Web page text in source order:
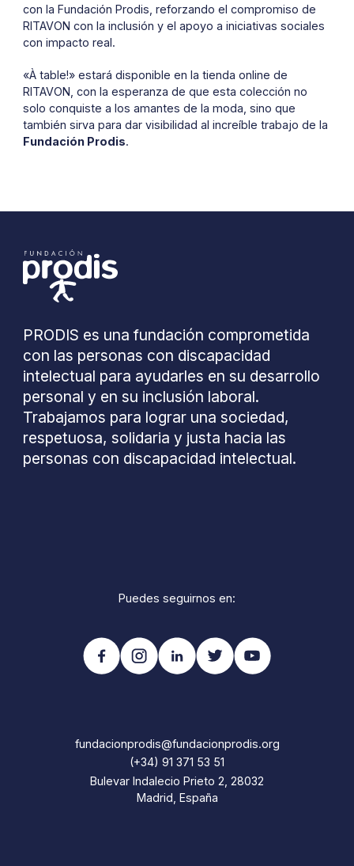
con la Fundación Prodis, reforzando el compromiso de
RITAVON con la inclusión y el apoyo a iniciativas sociales
con impacto real.
«À table!» estará disponible en la tienda online de
RITAVON, con la esperanza de que esta colección no
solo conquiste a los amantes de la moda, sino que
también sirva para dar visibilidad al increíble trabajo de la
Fundación Prodis.
PRODIS es una fundación comprometida
con las personas con discapacidad
intelectual para ayudarles en su desarrollo
personal y en su inclusión laboral.
Trabajamos para lograr una sociedad,
respetuosa, solidaria y justa hacia las
personas con discapacidad intelectual.
Puedes seguirnos en:
fundacionprodis@fundacionprodis.org
(+34) 91 371 53 51
Bulevar Indalecio Prieto 2, 28032
Madrid, España